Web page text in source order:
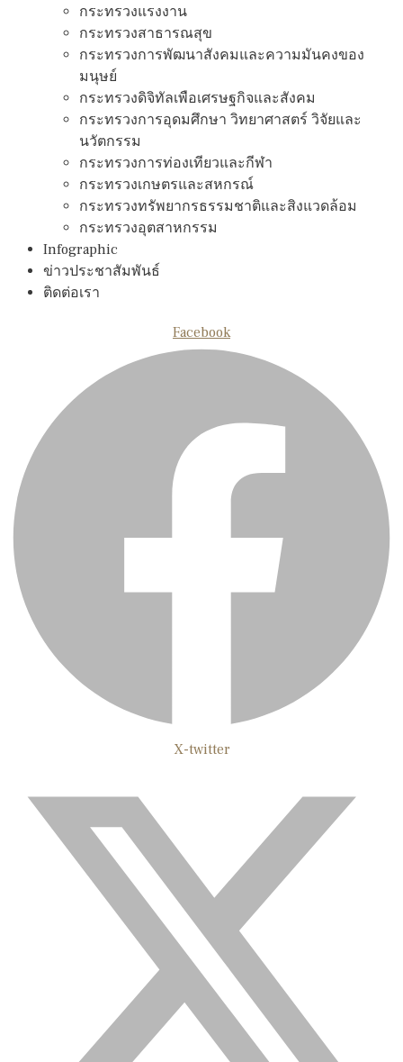
กระทรวงแรงงาน
กระทรวงสาธารณสุข
กระทรวงการพัฒนาสังคมและความมันคงของ
มนุษย์
กระทรวงดิจิทัลเพือเศรษฐกิจและสังคม
กระทรวงการอุดมศึกษา วิทยาศาสตร์ วิจัยและ
นวัตกรรม
กระทรวงการท่องเทียวและกีฬา
กระทรวงเกษตรและสหกรณ์
กระทรวงทรัพยากรธรรมชาติและสิงแวดล้อม
กระทรวงอุตสาหกรรม
Infographic
ข่าวประชาสัมพันธ์
ติดต่อเรา
Facebook
X-twitter